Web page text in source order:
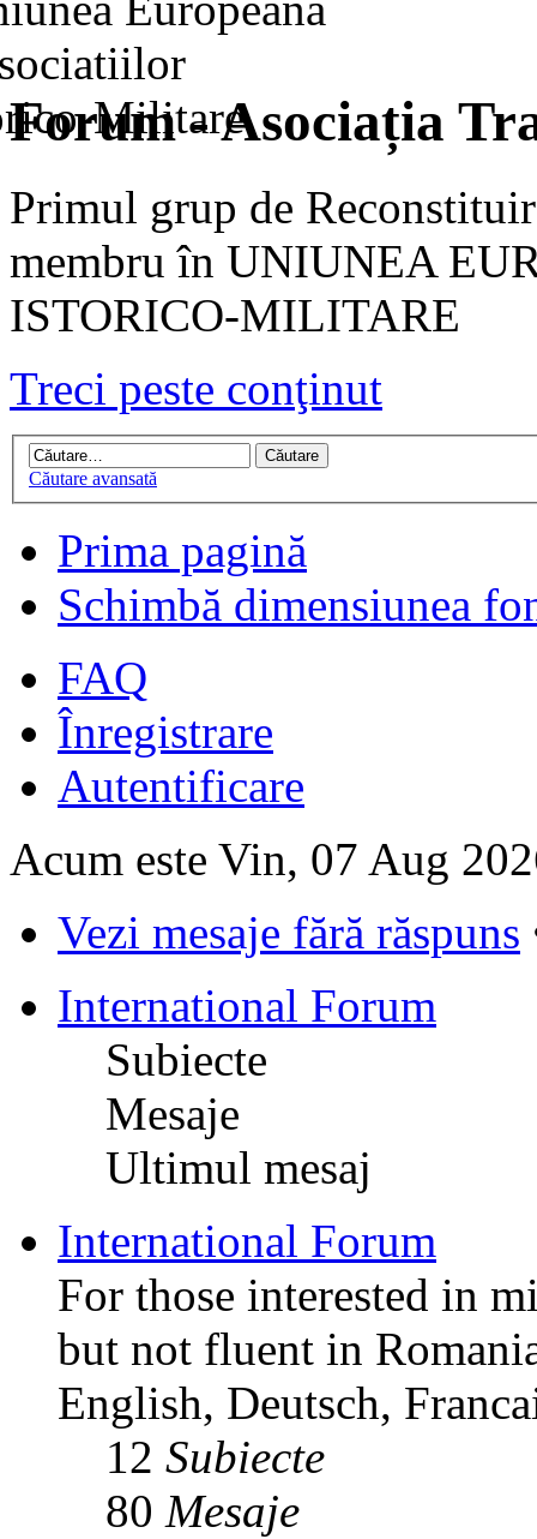
Forum - Asociația
Primul grup de
membru în UNIUNEA
ISTORICO-MILITARE
Treci peste conţinut
Căutare avansată
Prima pagină
Schimbă dimensiunea
FAQ
Înregistrare
Autentificare
Acum este Vin, 07 Aug
Vezi mesaje fără răspuns
International Forum
Subiecte
Mesaje
Ultimul mesaj
International Forum
For those interested in
but not fluent in
English, Deutsch,
12 Subiecte
80 Mesaje